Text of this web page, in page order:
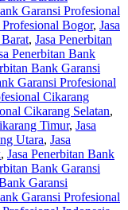
Garansi Profesional
Profesional Bogor, Jasa
, Jasa Penerbitan
Penerbitan Bank
Bank Garansi
Garansi Profesional
Cikarang
Cikarang Selatan,
Timur, Jasa
Utara, Jasa
, Jasa Penerbitan Bank
Bank Garansi
Garansi
Garansi Profesional